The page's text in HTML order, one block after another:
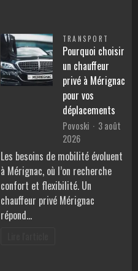
TRANSPORT
Pourquoi choisir
un chauffeur
privé à Mérignac
pour vos
déplacements
Povoski
3 août
2026
Les besoins de mobilité évoluent
à Mérignac, où l’on recherche
confort et flexibilité. Un
chauffeur privé Mérignac
répond…